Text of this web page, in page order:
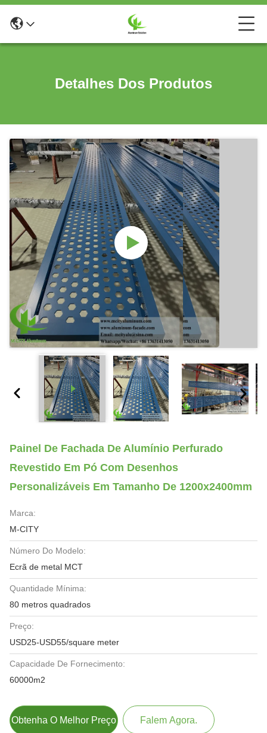
Detalhes Dos Produtos
Painel De Fachada De Alumínio Perfurado
Revestido Em Pó Com Desenhos
Personalizáveis Em Tamanho De 1200x2400mm
Marca:
M-CITY
Número Do Modelo:
Ecrã de metal MCT
Quantidade Mínima:
80 metros quadrados
Preço:
USD25-USD55/square meter
Capacidade De Fornecimento:
60000m2
Obtenha O Melhor Preço Falem Agora.